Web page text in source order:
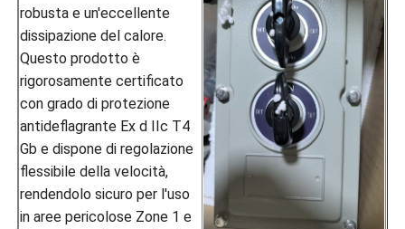
robusta e un'eccellente
dissipazione del calore.
Questo prodotto è
rigorosamente certificato
con grado di protezione
antideflagrante Ex d IIc T4
Gb e dispone di regolazione
flessibile della velocità,
rendendolo sicuro per l'uso
in aree pericolose Zone 1 e